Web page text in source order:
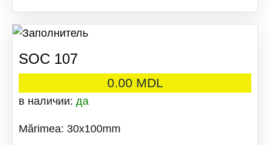
SOC 107
0.00 MDL
в наличии: да
Mărimea: 30x100mm